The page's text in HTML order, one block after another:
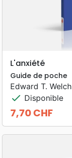
L'anxiété
Guide de poche
Edward T. Welch
check Disponible
Prix
7,70 CHF